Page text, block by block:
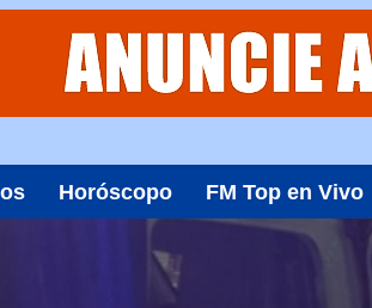
Horóscopo FM Top en Vivo